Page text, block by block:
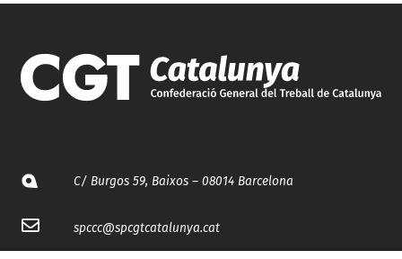
C/ Burgos 59, Baixos – 08014 Barcelona
spccc@spcgtcatalunya.cat